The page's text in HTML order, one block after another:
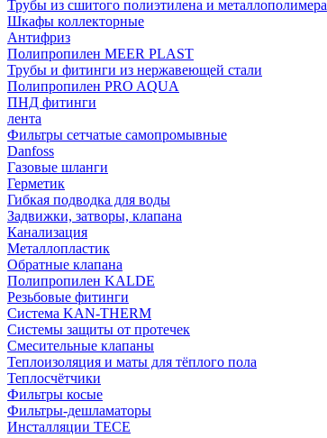
Трубы из сшитого полиэтилена и металлополимера
Шкафы коллекторные
Антифриз
Полипропилен MEER PLAST
Трубы и фитинги из нержавеющей стали
Полипропилен PRO AQUA
ПНД фитинги
лента
Фильтры сетчатые самопромывные
Danfoss
Газовые шланги
Герметик
Гибкая подводка для воды
Задвижки, затворы, клапана
Канализация
Металлопластик
Обратные клапана
Полипропилен KALDE
Резьбовые фитинги
Система KAN-THERM
Системы защиты от протечек
Смесительные клапаны
Теплоизоляция и маты для тёплого пола
Теплосчётчики
Фильтры косые
Фильтры-дешламаторы
Инсталляции TECE